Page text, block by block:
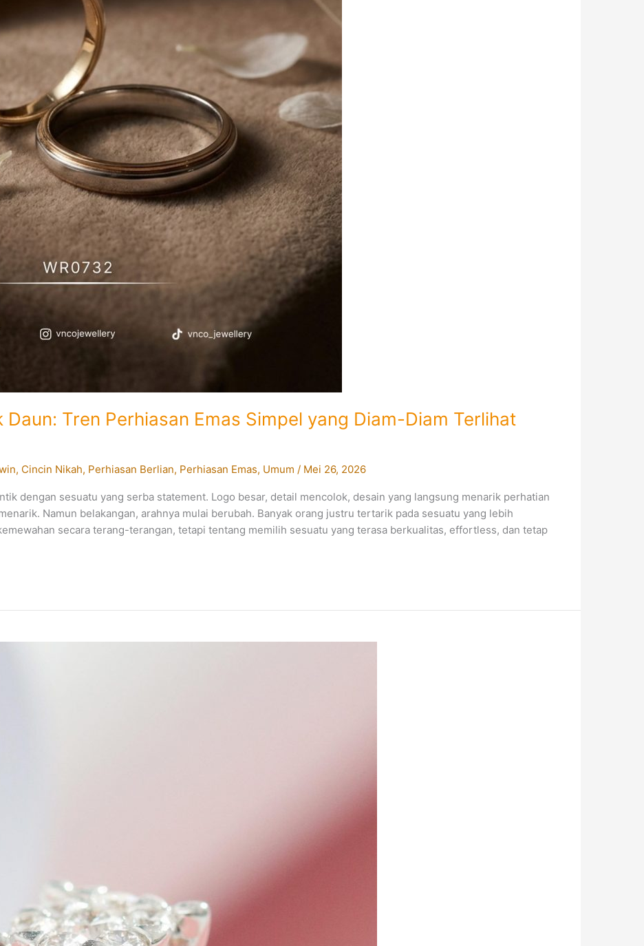
Tren Perhiasan Emas Simpel yang Diam-Diam Terlihat
, Cincin Nikah, Perhiasan Berlian, Perhiasan Emas, Umum / Mei 26, 2026
dengan sesuatu yang serba statement. Logo besar, detail mencolok, desain yang langsung menarik perhatian
Namun belakangan, arahnya mulai berubah. Banyak orang justru tertarik pada sesuatu yang lebih
secara terang-terangan, tetapi tentang memilih sesuatu yang terasa berkualitas, effortless, dan tetap